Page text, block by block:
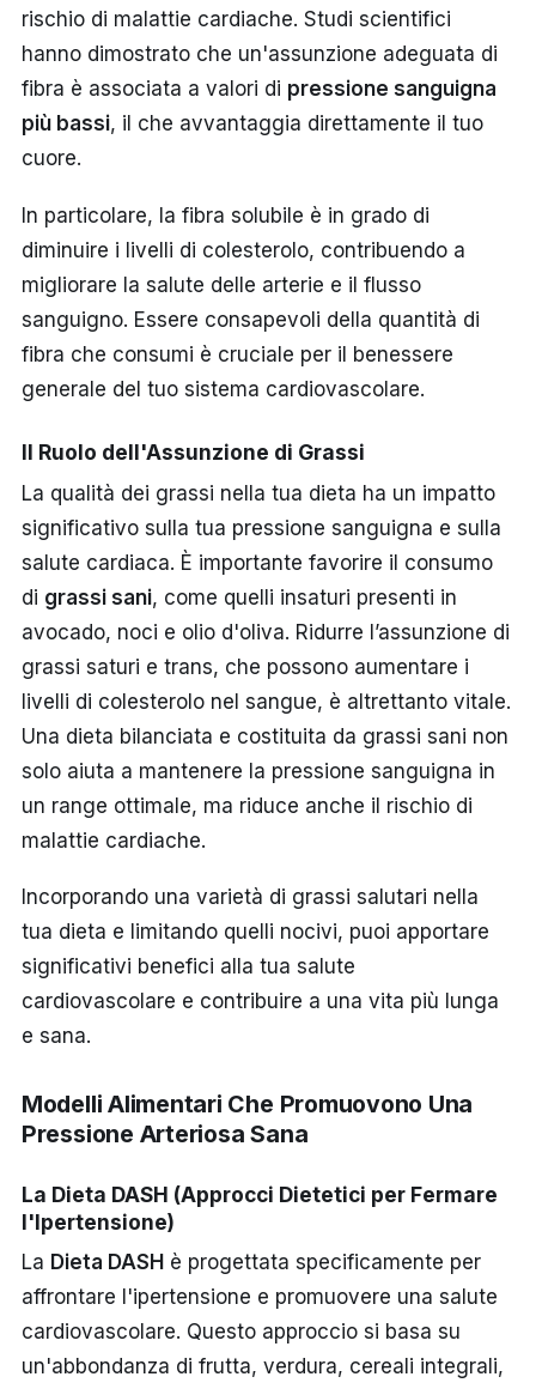
rischio di malattie cardiache. Studi scientifici
hanno dimostrato che un'assunzione adeguata di
fibra è associata a valori di pressione sanguigna
più bassi, il che avvantaggia direttamente il tuo
cuore.
In particolare, la fibra solubile è in grado di
diminuire i livelli di colesterolo, contribuendo a
migliorare la salute delle arterie e il flusso
sanguigno. Essere consapevoli della quantità di
fibra che consumi è cruciale per il benessere
generale del tuo sistema cardiovascolare.
Il Ruolo dell'Assunzione di Grassi
La qualità dei grassi nella tua dieta ha un impatto
significativo sulla tua pressione sanguigna e sulla
salute cardiaca. È importante favorire il consumo
di grassi sani, come quelli insaturi presenti in
avocado, noci e olio d'oliva. Ridurre l’assunzione di
grassi saturi e trans, che possono aumentare i
livelli di colesterolo nel sangue, è altrettanto vitale.
Una dieta bilanciata e costituita da grassi sani non
solo aiuta a mantenere la pressione sanguigna in
un range ottimale, ma riduce anche il rischio di
malattie cardiache.
Incorporando una varietà di grassi salutari nella
tua dieta e limitando quelli nocivi, puoi apportare
significativi benefici alla tua salute
cardiovascolare e contribuire a una vita più lunga
e sana.
Modelli Alimentari Che Promuovono Una
Pressione Arteriosa Sana
La Dieta DASH (Approcci Dietetici per Fermare
l'Ipertensione)
La Dieta DASH è progettata specificamente per
affrontare l'ipertensione e promuovere una salute
cardiovascolare. Questo approccio si basa su
un'abbondanza di frutta, verdura, cereali integrali,